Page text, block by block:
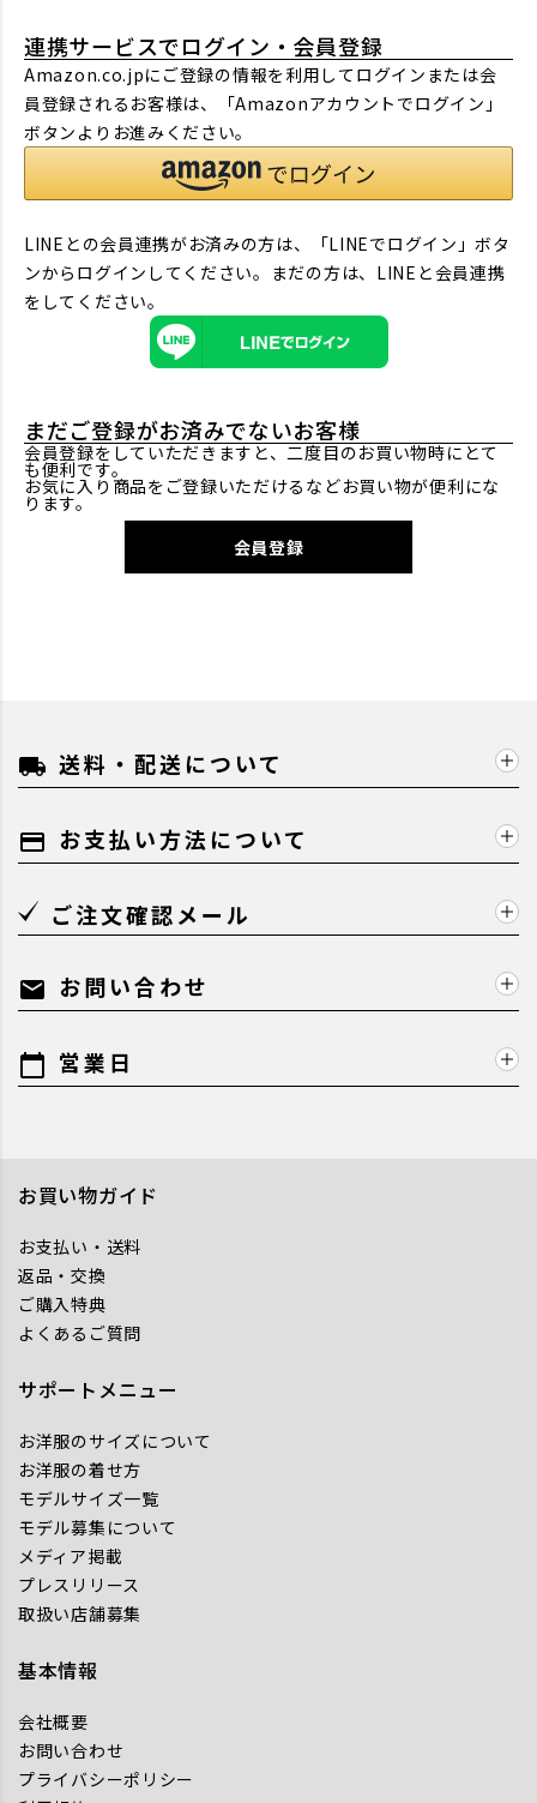
連携サービスでログイン・会員登録
Amazon.co.jpにご登録の情報を利用してログインまたは会
員登録されるお客様は、「Amazonアカウントでログイン」
ボタンよりお進みください。
LINEとの会員連携がお済みの方は、「LINEでログイン」ボタ
ンからログインしてください。まだの方は、 LINEと会員連携
をしてください。
まだご登録がお済みでないお客様
会員登録をしていただきますと、二度目のお買い物時にとて
も便利です。
お気に入り商品をご登録いただけるなどお買い物が便利にな
ります。
会員登録
local_shipping 送料・配送について
payment お支払い方法について
ご注文確認メール
mail お問い合わせ
calendar_today 営業日
お買い物ガイド
お支払い・送料
返品・交換
ご購入特典
よくあるご質問
サポートメニュー
お洋服のサイズについて
お洋服の着せ方
モデルサイズ一覧
モデル募集について
メディア掲載
プレスリリース
取扱い店舗募集
基本情報
会社概要
お問い合わせ
プライバシーポリシー